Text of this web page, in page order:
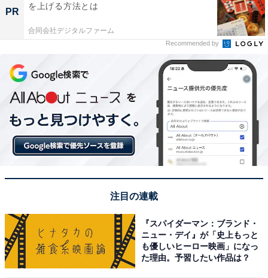
PR
を上げる方法とは
合同会社デジタルファーム
Recommended by
注目の連載
『スパイダーマン：ブランド・
ニュー・デイ』が「史上もっと
も優しいヒーロー映画」になっ
た理由。予習したい作品は？